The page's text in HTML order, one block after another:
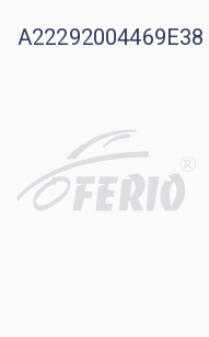
A22292004469E38
R